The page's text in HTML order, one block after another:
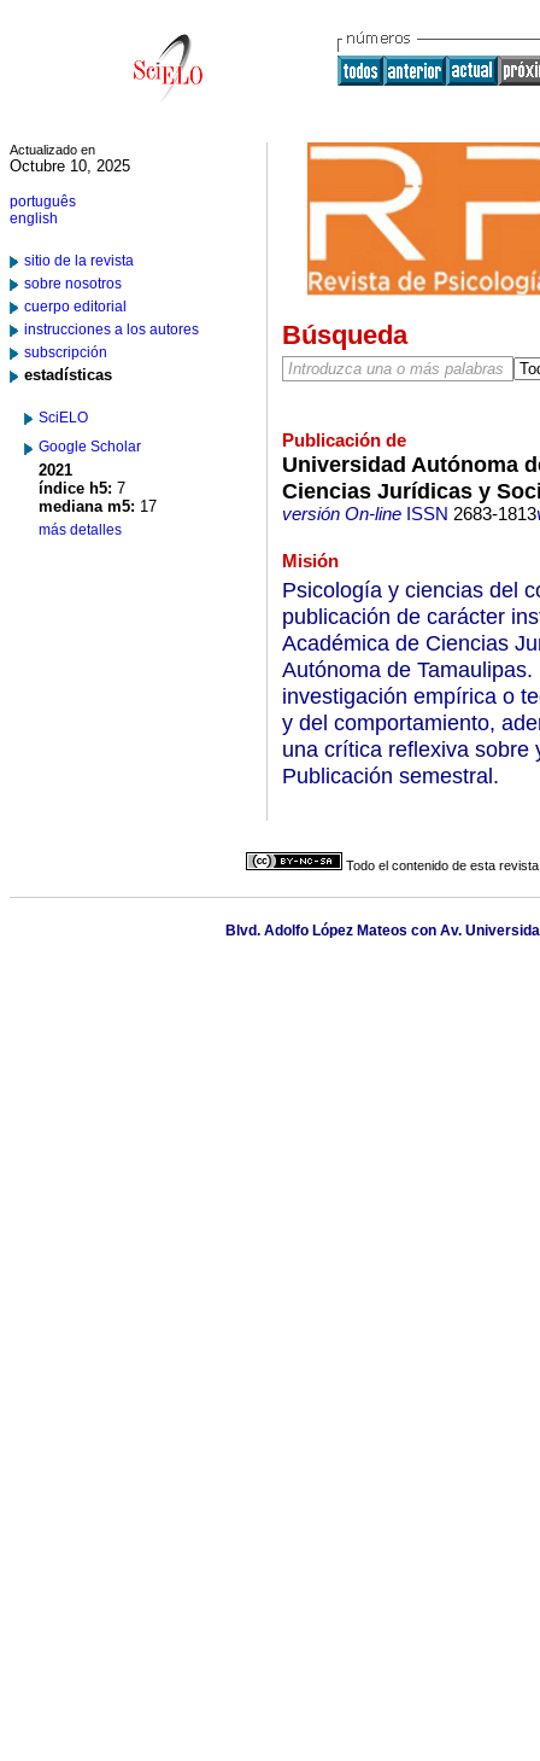
Actualizado en
Octubre 10, 2025
português
english
sitio de la revista
sobre nosotros
cuerpo editorial
instrucciones a los autores
subscripción
estadísticas
SciELO
Google Scholar
2021
índice h5: 7
mediana m5: 17
más detalles
Búsqueda
Publicación de
Universidad Autónoma
Ciencias Jurídicas y
versión On-lineISSN 2683-1813
Misión
Psicología y ciencias del
publicación de carácter
Académica de Ciencias
Autónoma de
investigación empírica o
y del comportamiento,
una crítica reflexiva sobre
Publicación semestral.
Todo el contenido de esta
Blvd. Adolfo López Mateos con Av.